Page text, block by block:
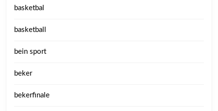
basketbal
basketball
bein sport
beker
bekerfinale